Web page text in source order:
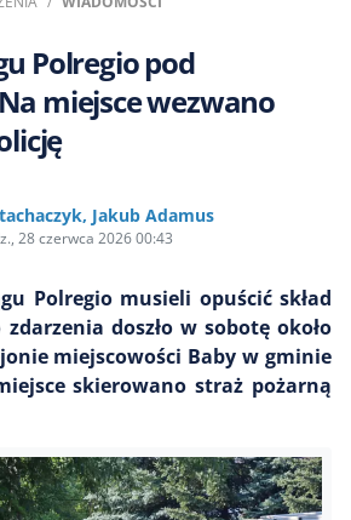
Polregio pod
miejsce wezwano
, Jakub Adamus
28 czerwca 2026 00:43
Polregio musieli opuścić skład
doszło w sobotę około
miejscowości Baby w gminie
skierowano straż pożarną